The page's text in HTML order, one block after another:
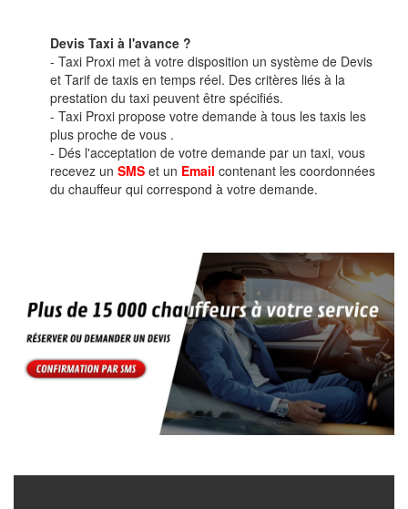
Devis Taxi à l'avance ?
- Taxi Proxi met à votre disposition un système de Devis
et Tarif de taxis en temps réel. Des critères liés à la
prestation du taxi peuvent être spécifiés.
- Taxi Proxi propose votre demande à tous les taxis les
plus proche de vous .
- Dés l'acceptation de votre demande par un taxi, vous
recevez un SMS et un Email contenant les coordonnées
du chauffeur qui correspond à votre demande.